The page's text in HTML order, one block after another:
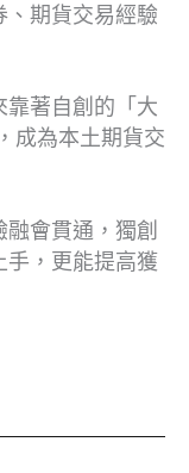
、期貨交易經驗
靠著自創的「大
成為本土期貨交
會貫通，獨創
手，更能提高獲